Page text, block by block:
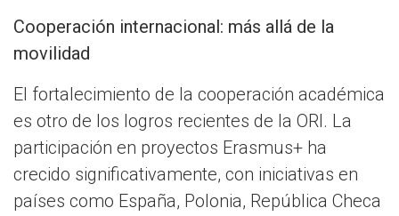
Cooperación internacional: más allá de la
movilidad
El fortalecimiento de la cooperación académica
es otro de los logros recientes de la ORI. La
participación en proyectos Erasmus+ ha
crecido significativamente, con iniciativas en
países como España, Polonia, República Checa